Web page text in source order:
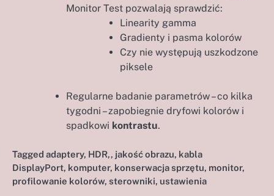
Monitor Test pozwalają sprawdzić:
Linearity gamma
Gradienty i pasma kolorów
Czy nie występują uszkodzone
piksele
Regularne badanie parametrów – co kilka
tygodni – zapobiegnie dryfowi kolorów i
spadkowi kontrastu.
Tagged adaptery, HDR,, jakość obrazu, kabla
DisplayPort, komputer, konserwacja sprzętu, monitor,
profilowanie kolorów, sterowniki, ustawienia